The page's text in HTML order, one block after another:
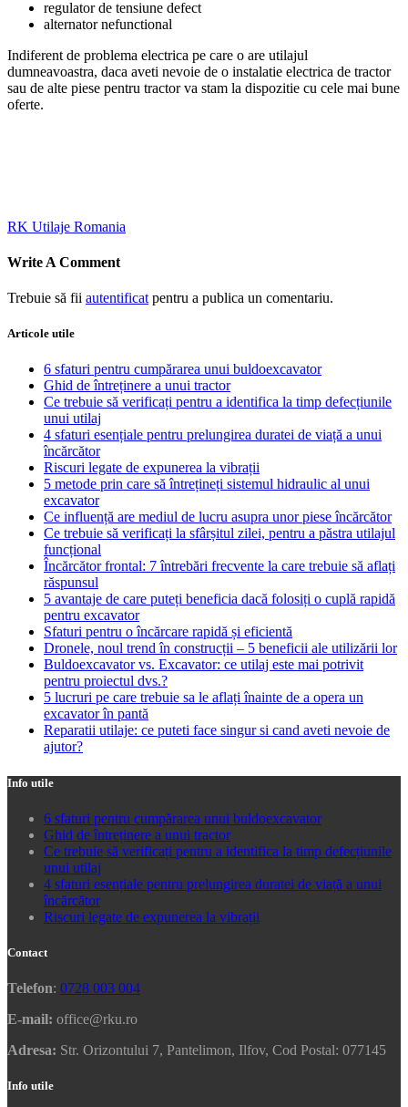
regulator de tensiune defect
alternator nefunctional
Indiferent de problema electrica pe care o are utilajul
dumneavoastra, daca aveti nevoie de o instalatie electrica de tractor
sau de alte piese pentru tractor va stam la dispozitie cu cele mai bune
oferte.
RK Utilaje Romania
Write A Comment
Trebuie să fii autentificat pentru a publica un comentariu.
Articole utile
6 sfaturi pentru cumpărarea unui buldoexcavator
Ghid de întreținere a unui tractor
Ce trebuie să verificați pentru a identifica la timp defecțiunile
unui utilaj
4 sfaturi esențiale pentru prelungirea duratei de viață a unui
încărcător
Riscuri legate de expunerea la vibrații
5 metode prin care să întrețineți sistemul hidraulic al unui
excavator
Ce influență are mediul de lucru asupra unor piese încărcător
Ce trebuie să verificați la sfârșitul zilei, pentru a păstra utilajul
funcțional
Încărcător frontal: 7 întrebări frecvente la care trebuie să aflați
răspunsul
5 avantaje de care puteți beneficia dacă folosiți o cuplă rapidă
pentru excavator
Sfaturi pentru o încărcare rapidă și eficientă
Dronele, noul trend în construcții – 5 beneficii ale utilizării lor
Buldoexcavator vs. Excavator: ce utilaj este mai potrivit
pentru proiectul dvs.?
5 lucruri pe care trebuie sa le aflați înainte de a opera un
excavator în pantă
Reparatii utilaje: ce puteti face singur si cand aveti nevoie de
ajutor?
Info utile
6 sfaturi pentru cumpărarea unui buldoexcavator
Ghid de întreținere a unui tractor
Ce trebuie să verificați pentru a identifica la timp defecțiunile
unui utilaj
4 sfaturi esențiale pentru prelungirea duratei de viață a unui
încărcător
Riscuri legate de expunerea la vibrații
Contact
Telefon: 0728 003 004
E-mail: office@rku.ro
Adresa: Str. Orizontului 7, Pantelimon, Ilfov, Cod Postal: 077145
Info utile